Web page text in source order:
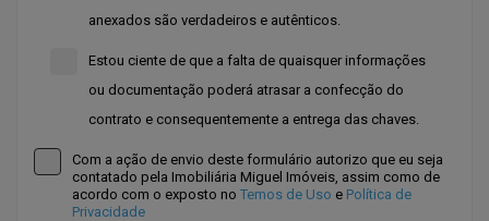
anexados são verdadeiros e autênticos.
Estou ciente de que a falta de quaisquer informações
ou documentação poderá atrasar a confecção do
contrato e consequentemente a entrega das chaves.
Com a ação de envio deste formulário autorizo que eu seja
contatado pela Imobiliária Miguel Imóveis, assim como de
acordo com o exposto no Temos de Uso e Política de
Privacidade